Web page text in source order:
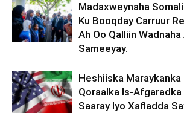
Madaxweynaha
Ku Booqday Carruur
Ah Oo Qalliin Wadnaha
Sameeyay.
Heshiiska Maraykanka
Qoraalka Is-Afgaradka
Saaray Iyo Xafladda